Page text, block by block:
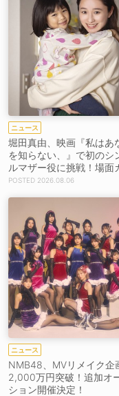
ニュース
堀田真由、映画『私はあ
を知らない、』で初のシ
ルマザー役に挑戦！場面
トを解禁！【コメントあ
2026.08.06
ニュース
NMB48、MVリメイク企
2,000万円突破！追加オ
ション開催決定！